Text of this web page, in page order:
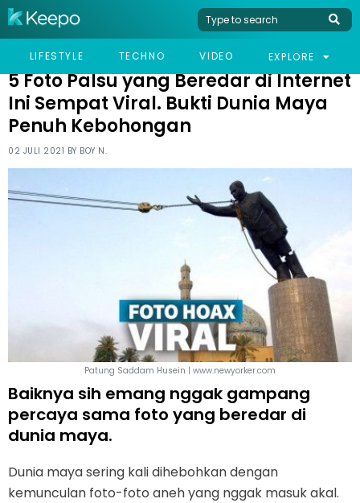
LIFESTYLE TECHNO VIDEO EXPLORE
HOME VIRAL
5 FOTO PALSU YANG BEREDAR DI INTERNET INI SEMPAT VIRAL.
5 Foto Palsu yang Beredar di Internet
Ini Sempat Viral. Bukti Dunia Maya
Penuh Kebohongan
02 JULI 2021 BY BOY N.
Patung Saddam Husein | www.newyorker.com
Baiknya sih emang nggak gampang
percaya sama foto yang beredar di
dunia maya.
Dunia maya sering kali dihebohkan dengan
kemunculan foto-foto aneh yang nggak masuk akal.